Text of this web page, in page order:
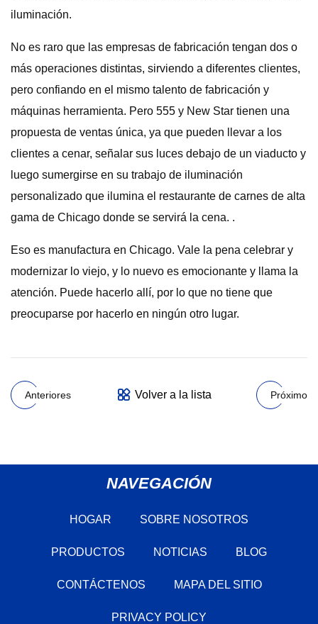
iluminación.
No es raro que las empresas de fabricación tengan dos o
más operaciones distintas, sirviendo a diferentes clientes,
pero confiando en el mismo talento de fabricación y
máquinas herramienta. Pero 555 y New Star tienen una
propuesta de ventas única, ya que pueden llevar a los
clientes a cenar, señalar sus luces debajo de un viaducto y
luego sumergirse en su trabajo de iluminación
personalizado que ilumina el restaurante de carnes de alta
gama de Chicago donde se servirá la cena. .
Eso es manufactura en Chicago. Vale la pena celebrar y
modernizar lo viejo, y lo nuevo es emocionante y llama la
atención. Puede hacerlo allí, por lo que no tiene que
preocuparse por hacerlo en ningún otro lugar.
Anteriores Volver a la lista Próximo
NAVEGACIÓN
HOGAR SOBRE NOSOTROS
PRODUCTOS NOTICIAS BLOG
CONTÁCTENOS MAPA DEL SITIO
PRIVACY POLICY